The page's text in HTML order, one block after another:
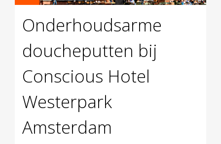
Onderhoudsarme
doucheputten bij
Conscious Hotel
Westerpark
Amsterdam